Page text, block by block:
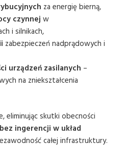
za energię bierną,
czynnej w
i silnikach,
zabezpieczeń nadprądowych i
urządzeń zasilanych –
na zniekształcenia
eliminując skutki obecności
bez ingerencji w układ
całej infrastruktury.